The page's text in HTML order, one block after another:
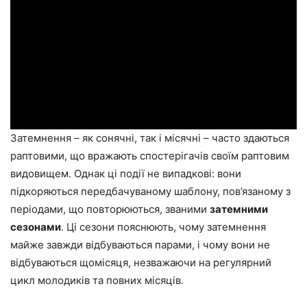
Затемнення – як сонячні, так і місячні – часто здаються
раптовими, що вражають спостерігачів своїм раптовим
видовищем. Однак ці події не випадкові: вони
підкоряються передбачуваному шаблону, пов’язаному з
періодами, що повторюються, званими затемними
сезонами. Ці сезони пояснюють, чому затемнення
майже завжди відбуваються парами, і чому вони не
відбуваються щомісяця, незважаючи на регулярний
цикл молодиків та повних місяців.